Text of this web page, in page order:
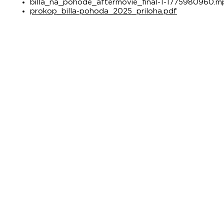
billa_na_pohode_aftermovie_final-1-
prokop_billa-pohoda_2025_priloha.pdf